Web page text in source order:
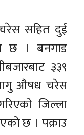
सहित दुई
छ । बनगाड
३३९
लागु औषध चरेस
जिल्ला
छ । पक्राउ